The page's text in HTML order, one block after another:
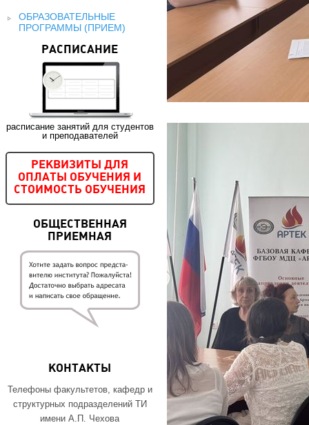
ОБРАЗОВАТЕЛЬНЫЕ
ПРОГРАММЫ (ПРИЕМ)
РАСПИСАНИЕ
расписание занятий для студентов
и преподавателей
РЕКВИЗИТЫ ДЛЯ
ОПЛАТЫ ОБУЧЕНИЯ И
СТОИМОСТЬ ОБУЧЕНИЯ
ОБЩЕСТВЕННАЯ
ПРИЕМНАЯ
КОНТАКТЫ
Телефоны факультетов, кафедр и
структурных подразделений ТИ
имени А.П. Чехова